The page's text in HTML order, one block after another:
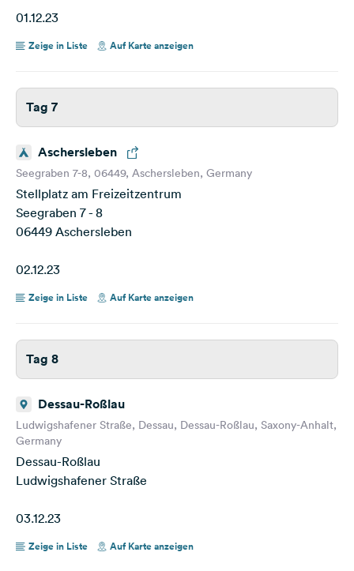
01.12.23
Zeige in Liste Auf Karte anzeigen
Tag 7
Aschersleben
Seegraben 7-8, 06449, Aschersleben, Germany
Stellplatz am Freizeitzentrum
Seegraben 7 - 8
06449 Aschersleben
02.12.23
Zeige in Liste Auf Karte anzeigen
Tag 8
Dessau-Roßlau
Ludwigshafener Straße, Dessau, Dessau-Roßlau, Saxony-Anhalt,
Germany
Dessau-Roßlau
Ludwigshafener Straße
03.12.23
Zeige in Liste Auf Karte anzeigen